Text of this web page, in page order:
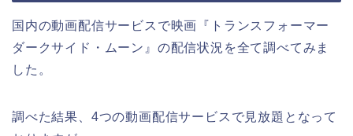
国内の動画配信サービスで映画『トランスフォーマー
ダークサイド・ムーン』の配信状況を全て調べてみま
した。
調べた結果、4つの動画配信サービスで見放題となって